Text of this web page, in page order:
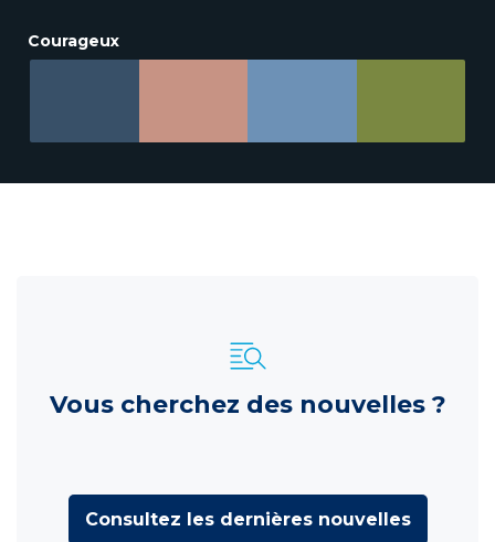
Courageux
Vous cherchez des nouvelles ?
Consultez les dernières nouvelles